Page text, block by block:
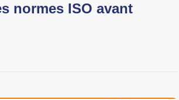
normes ISO avant